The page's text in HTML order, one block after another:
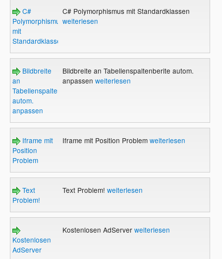
C#
Polymorphismus
mit
Standardklassen
C# Polymorphismus mit Standardklassen
weiterlesen
Bildbreite
an
Tabellenspaltenberite
autom.
anpassen
Bildbreite an Tabellenspaltenberite autom.
anpassen weiterlesen
Iframe mit
Position
Problem
Iframe mit Position Problem weiterlesen
Text
Problem!
Text Problem! weiterlesen
Kostenlosen
AdServer
Kostenlosen AdServer weiterlesen